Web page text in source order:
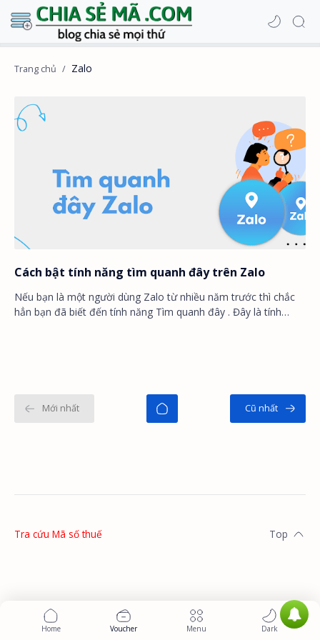
Zalo
Cách bật tính năng tìm quanh đây trên Zalo
Nếu bạn là một người dùng Zalo từ nhiều năm trước thì chắc
hẳn bạn đã biết đến tính năng Tìm quanh đây . Đây là tính
Voucher
Tra cứu Mã số thuế